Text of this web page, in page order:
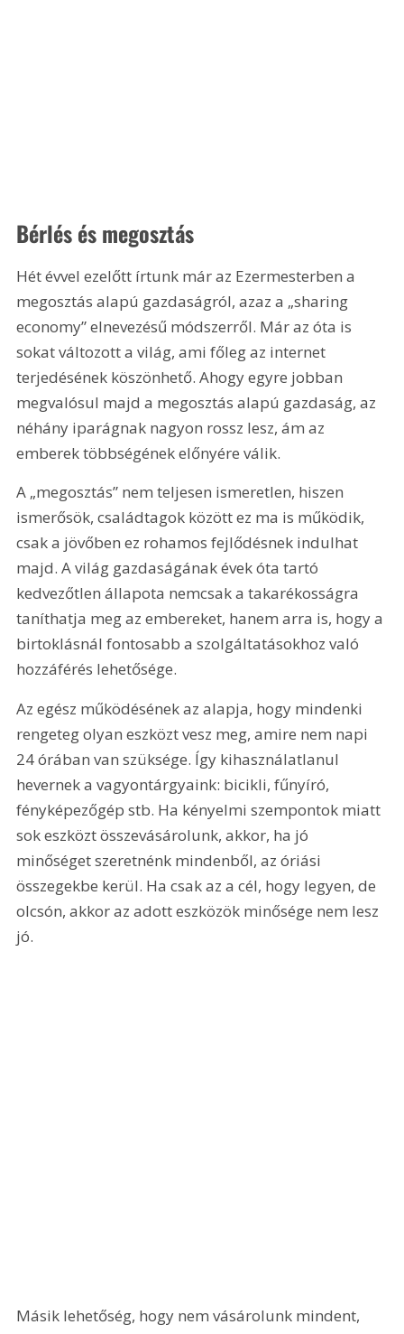
Bérlés és megosztás
Hét évvel ezelőtt írtunk már az Ezermesterben a
megosztás alapú gazdaságról, azaz a „sharing
economy” elnevezésű módszerről. Már az óta is
sokat változott a világ, ami főleg az internet
terjedésének köszönhető. Ahogy egyre jobban
megvalósul majd a megosztás alapú gazdaság, az
néhány iparágnak nagyon rossz lesz, ám az
emberek többségének előnyére válik.
A „megosztás” nem teljesen ismeretlen, hiszen
ismerősök, családtagok között ez ma is működik,
csak a jövőben ez rohamos fejlődésnek indulhat
majd. A világ gazdaságának évek óta tartó
kedvezőtlen állapota nemcsak a takarékosságra
taníthatja meg az embereket, hanem arra is, hogy a
birtoklásnál fontosabb a szolgáltatásokhoz való
hozzáférés lehetősége.
Az egész működésének az alapja, hogy mindenki
rengeteg olyan eszközt vesz meg, amire nem napi
24 órában van szüksége. Így kihasználatlanul
hevernek a vagyontárgyaink: bicikli, fűnyíró,
fényképezőgép stb. Ha kényelmi szempontok miatt
sok eszközt összevásárolunk, akkor, ha jó
minőséget szeretnénk mindenből, az óriási
összegekbe kerül. Ha csak az a cél, hogy legyen, de
olcsón, akkor az adott eszközök minősége nem lesz
jó.
Másik lehetőség, hogy nem vásárolunk mindent,